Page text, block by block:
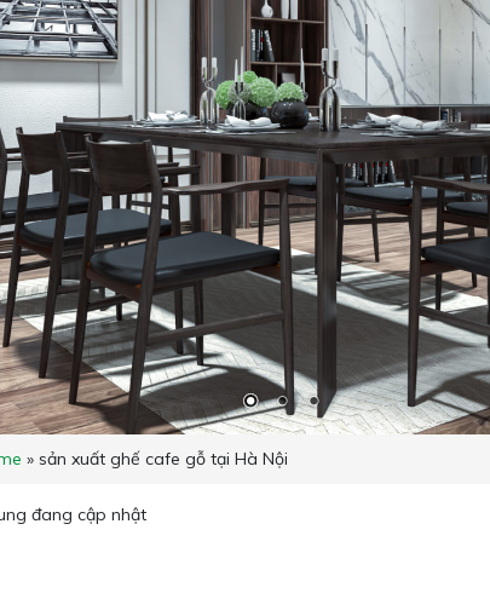
» sản xuất ghế cafe gỗ tại Hà Nội
đang cập nhật